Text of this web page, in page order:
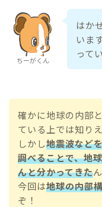
ちーがくん
はか
いま
って
確かに地球の内部
ている上では知り
しかし地震波など
調べることで、地
んと分かってきた
今回は地球の内部
ぞ！